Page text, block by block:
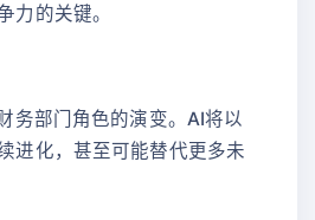
力的关键。
务部门角色的演变。AI将以
进化，甚至可能替代更多未